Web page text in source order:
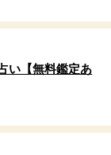
い【無料鑑定あ